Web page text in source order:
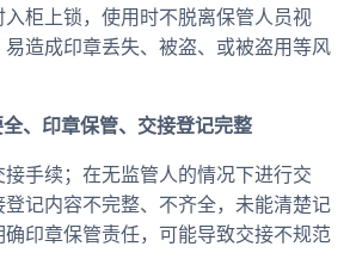
柜上锁，使用时不脱离保管人员视
造成印章丢失、被盗、或被盗用等风
、印章保管、交接登记完整
手续；在无监管人的情况下进行交
记内容不完整、不齐全，未能清楚记
印章保管责任，可能导致交接不规范